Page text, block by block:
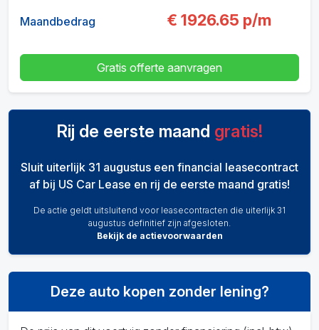
Maandbedrag € 1926.65 p/m
Gratis offerte aanvragen
Rij de eerste maand gratis!
Sluit uiterlijk 31 augustus een financial leasecontract
af bij US Car Lease en rij de eerste maand gratis!
De actie geldt uitsluitend voor leasecontracten die uiterlijk 31
augustus definitief zijn afgesloten.
Bekijk de actievoorwaarden
Deze auto kopen zonder lening?